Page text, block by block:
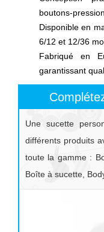
boutons-
Disponible en
6/12 et 12/36
Fabriqué en
garantissant
Une sucette
différents produits
toute la gamme :
Boîte à sucette,